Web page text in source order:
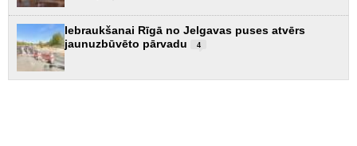
Iebraukšanai Rīgā no Jelgavas puses atvērs
jaunuzbūvēto pārvadu
4